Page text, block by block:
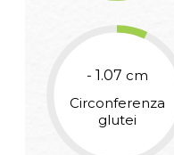
- 1.07 cm
Circonferenza
glutei